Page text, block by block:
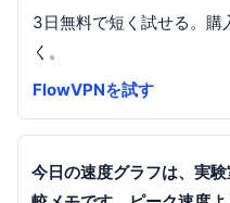
3日無料で短く試せる。購
く。
FlowVPNを試す
今日の速度グラフは、実